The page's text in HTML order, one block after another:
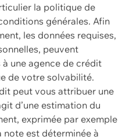
la politique de
générales. Afin
les données requises,
peuvent
une agence de crédit
de votre solvabilité.
peut vous attribuer une
d’une estimation du
exprimée par exemple
est déterminée à